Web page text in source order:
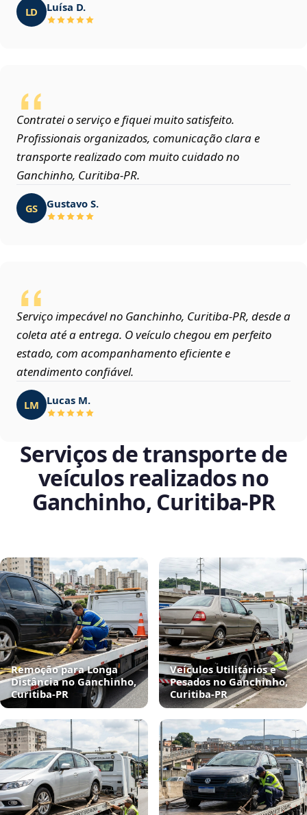
LD Luísa D.
Contratei o serviço e fiquei muito satisfeito.
Profissionais organizados, comunicação clara e
transporte realizado com muito cuidado no
Ganchinho, Curitiba‑PR.
GS Gustavo S.
Serviço impecável no Ganchinho, Curitiba‑PR, desde a
coleta até a entrega. O veículo chegou em perfeito
estado, com acompanhamento eficiente e
atendimento confiável.
LM Lucas M.
Serviços de transporte de
veículos realizados no
Ganchinho, Curitiba‑PR
Remoção para Longa
Distância no Ganchinho,
Curitiba‑PR
Veículos Utilitários e
Pesados no Ganchinho,
Curitiba‑PR